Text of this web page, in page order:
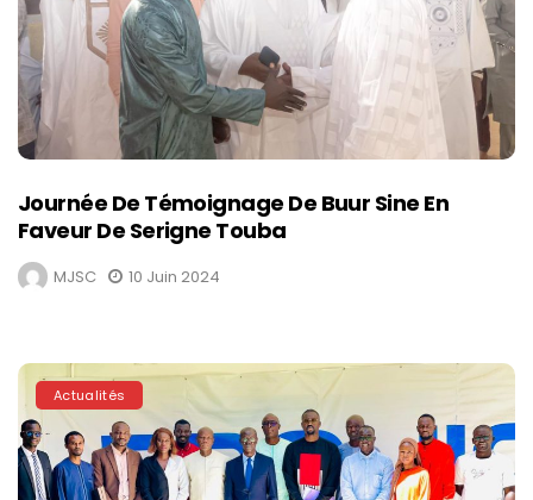
Journée De Témoignage De Buur Sine En
Faveur De Serigne Touba
MJSC 10 Juin 2024
Actualités